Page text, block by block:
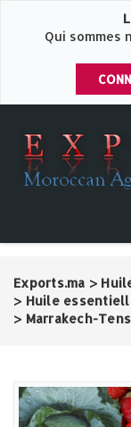
Qui sommes
Exports.ma >
> Huile
> Marrakech-